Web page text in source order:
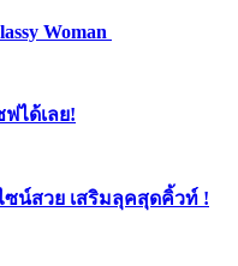
Woman
ฟได้เลย!
ซน์สวย เสริมลุคสุดคิ้วท์ !